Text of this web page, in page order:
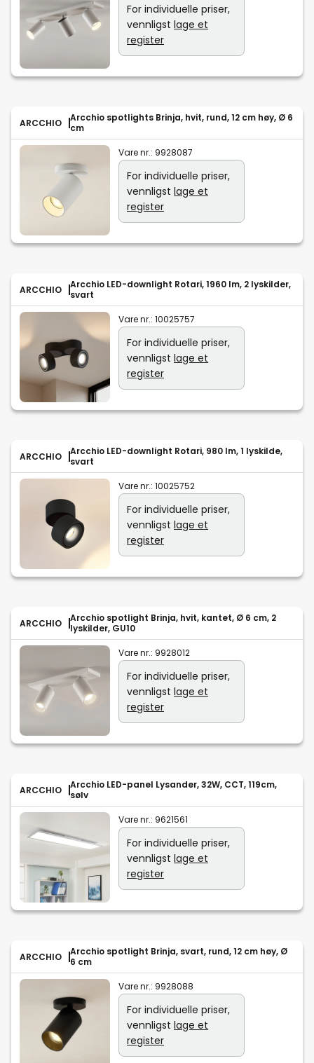
For individuelle priser,
vennligst lage et
register
ARCCHIO
Arcchio spotlights Brinja, hvit, rund, 12 cm høy, Ø 6
cm
Vare nr.: 9928087
For individuelle priser,
vennligst lage et
register
ARCCHIO
Arcchio LED-downlight Rotari, 1960 lm, 2 lyskilder,
svart
Vare nr.: 10025757
For individuelle priser,
vennligst lage et
register
ARCCHIO
Arcchio LED-downlight Rotari, 980 lm, 1 lyskilde,
svart
Vare nr.: 10025752
For individuelle priser,
vennligst lage et
register
ARCCHIO
Arcchio spotlight Brinja, hvit, kantet, Ø 6 cm, 2
lyskilder, GU10
Vare nr.: 9928012
For individuelle priser,
vennligst lage et
register
ARCCHIO
Arcchio LED-panel Lysander, 32W, CCT, 119cm,
sølv
Vare nr.: 9621561
For individuelle priser,
vennligst lage et
register
ARCCHIO
Arcchio spotlight Brinja, svart, rund, 12 cm høy, Ø
6 cm
Vare nr.: 9928088
For individuelle priser,
vennligst lage et
register